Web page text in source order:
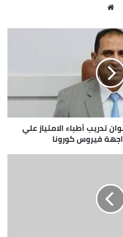
ضمنهم 276 حالة تم شفاؤها وخرجت من
وزيرة الصحة والسكان، اليوم،
فيروس كورونا،
في إدارة الأزمة حتى الآن،
إكلينيكيًا والتي تبلغ من
٥٠ عامًا، وممن لا تصاحبهم عوامل خطورة
والفحوصات
الجامعية ونزل الشباب
الكامل من قبل وزارة
فترة المتابعة لتلك
تدريب أطباء الامتياز علي
فيروس كورونا